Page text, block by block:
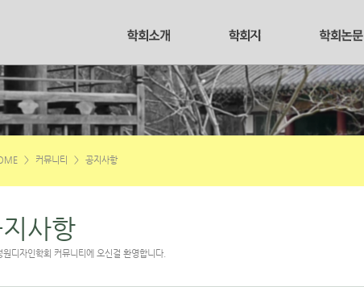
> 커뮤니티 > 공지사항
사항
원디자인학회 커뮤니티에 오신걸 환영합니다.